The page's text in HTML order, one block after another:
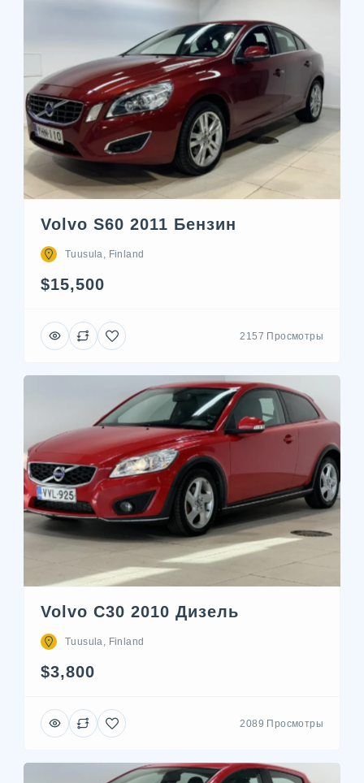
Volvo S60 2011 Бензин
Tuusula, Finland
$15,500
2157 Просмотры
Volvo C30 2010 Дизель
Tuusula, Finland
$3,800
2089 Просмотры